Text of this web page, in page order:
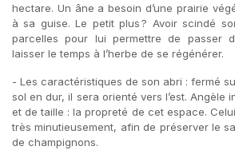
hectare. Un âne a besoin d’une prairie
à sa guise. Le petit plus ? Avoir scindé
parcelles pour lui permettre de passer
laisser le temps à l’herbe de se régénérer.
- Les caractéristiques de son abri : fermé
sol en dur, il sera orienté vers l’est. Angèle
et de taille : la propreté de cet espace.
très minutieusement, afin de préserver le
de champignons.